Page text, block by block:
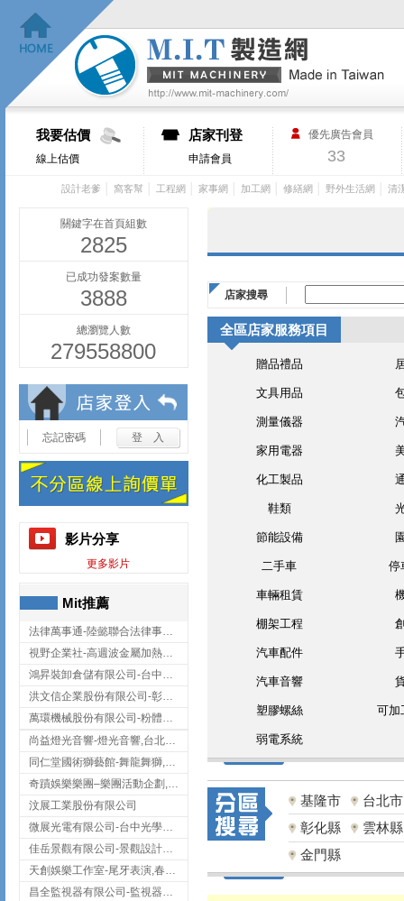
我要估價
線上估價
店家刊登
申請會員
優先廣告會員
33
設計老爹 窩客幫 工程網 家事網 加工網 修繕網 野外生活網 清
關鍵字在首頁組數
2825
已成功發案數量
3888
總瀏覽人數
279558800
忘記密碼
影片分享
更多影片
Mit推薦
法律萬事通-陸懿聯合法律事務所
視野企業社-高週波金屬加熱設備,彰化高週波金屬加熱設備
鴻昇裝卸倉儲有限公司-台中貨櫃裝卸
洪文信企業股份有限公司-彰化鋅合金鑄造,彰化五金加工,彰化五金配件
萬環機械股份有限公司-粉體塗裝設備,輸送機,輸送機設備,台南輸送機
尚益燈光音響-燈光音響,台北燈光音響,台北燈光音響出租
同仁堂國術獅藝館-舞龍舞獅,台中舞龍舞獅
奇蹟娛樂樂團–樂團活動企劃,台中樂團表演,台中婚禮樂團
汶展工業股份有限公司
微展光電有限公司-台中光學鍍膜,optical filter taiwan,台灣光學鍍膜
佳岳景觀有限公司-景觀設計公司,台北景觀設計,台北景觀工程,中山區景觀設計
天創娛樂工作室-尾牙表演,春酒表演,板橋尾牙表演
昌全監視器有限公司-監視器安裝,高雄監視器安裝,鳳山區監視器安裝
店家搜尋
全區店家服務項目
贈品禮品
文具用品
測量儀器
家用電器
化工製品
鞋類
節能設備
二手車 停
車輛租賃
棚架工程
汽車配件
汽車音響
塑膠螺絲 可加
弱電系統
基隆市
台北市
彰化縣
雲林縣
金門縣